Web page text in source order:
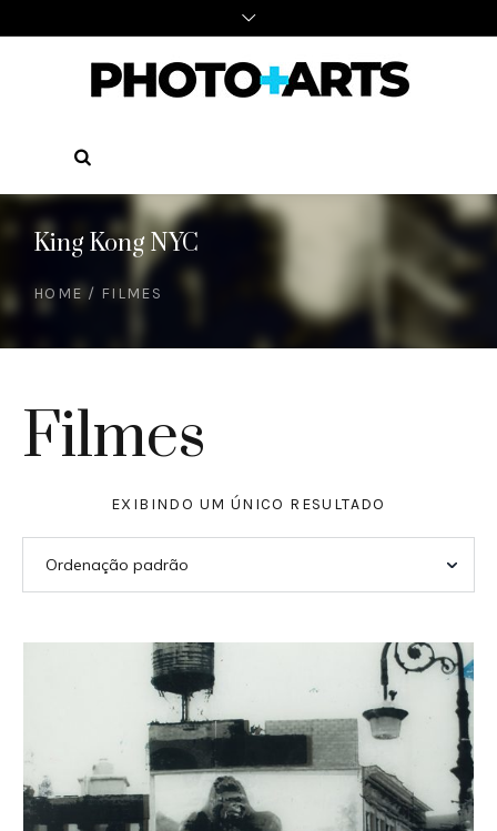
King Kong NYC
HOME / FILMES
Filmes
EXIBINDO UM ÚNICO RESULTADO